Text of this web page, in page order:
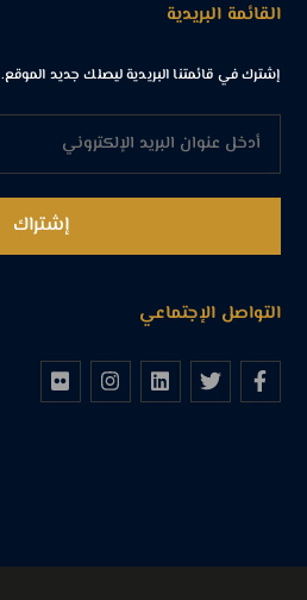
القائمة البريدية
إشترك في قائمتنا البريدية ليصلك جديد الموقع.
التواصل الإجتماعي